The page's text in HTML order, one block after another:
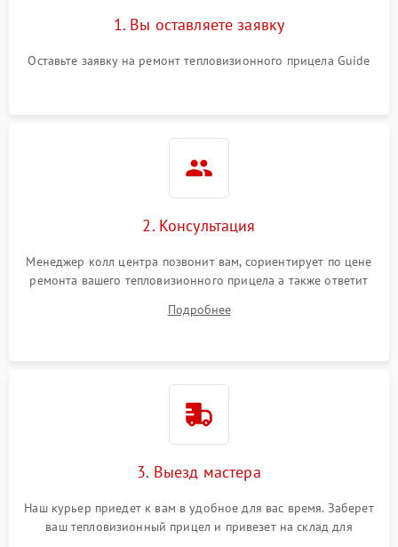
1. Вы оставляете заявку
Оставьте заявку на ремонт тепловизионного прицела Guide
2. Консультация
Менеджер колл центра позвонит вам, сориентирует по цене
ремонта вашего тепловизионного прицела а также ответит
Подробнее
3. Выезд мастера
Наш курьер приедет к вам в удобное для вас время. Заберет
ваш тепловизионный прицел и привезет на склад для